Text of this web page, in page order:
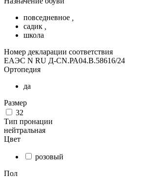
повседневное
садик
школа
Номер декларации соответствия
ЕАЭС N RU Д-CN.РА04.В.58616/24
Ортопедия
да
Размер
32
Тип пронации
нейтральная
Цвет
розовый
Пол